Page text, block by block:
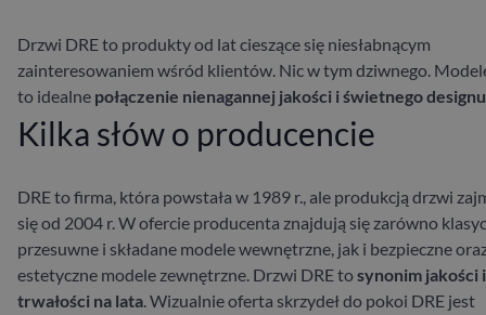
Drzwi DRE to produkty od lat cieszące się niesłabnącym
zainteresowaniem wśród klientów. Nic w tym dziwnego.
to idealne połączenie nienagannej jakości i świetnego designu
Kilka słów o producencie
DRE to firma, która powstała w 1989 r., ale produkcją drzwi
się od 2004 r. W ofercie producenta znajdują się zarówno
przesuwne i składane modele wewnętrzne, jak i bezpieczne
estetyczne modele zewnętrzne. Drzwi DRE tosynonim jakości i
trwałości na lata. Wizualnie oferta skrzydeł do pokoi DRE jest